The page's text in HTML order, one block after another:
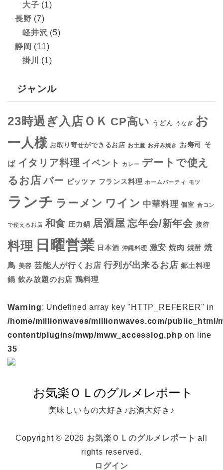
大子 (1)
長野 (7)
軽井沢 (5)
静岡 (11)
掛川
(1)
ジャンル
23時過ぎ入店ＯＫ CP高い うどん うなぎ お
一人様 お取り寄せができるお店 お土産 お好み焼き お寿司 そ
ば イタリア料理 イベント カレー デートで使え
るお店 バー ピッツァ フランス料理 ホームパーティ モツ
ランチ ラーメン ワイン 中華料理 個室 合コン
で使えるお店 和食 圧力鍋 居酒屋 忘年会/新年会 接待
料理 日曜営業 日本酒 沖縄料理 激安 焼肉 焼酎 焼
鳥 美容 芸能人が行くお店 行列が出来るお店 郷土料理
鍋 飲み放題のお店 鶏料理
Warning: Undefined array key "HTTP_REFERER" in
/home/millionwaves/millionwaves.com/public_html/
content/plugins/mwp/mww_accesslog.php on line
35
美味しいもの大好き♪お酒大好き♪
Copyright © 2026 お気楽ＯＬのグルメレポート all
rights reserved.
ログイン